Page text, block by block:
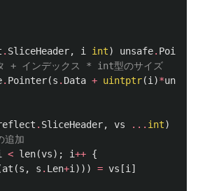
. SliceHeader, i int) unsafe. Pointer
+ インデックス * int型のサイズ
. Pointer(s . Data + uintptr(i )*unsafe
. SliceHeader, vs ... int)
追加
< len(vs); i++ {
at (s , s . Len+i ))) = vs [i ]